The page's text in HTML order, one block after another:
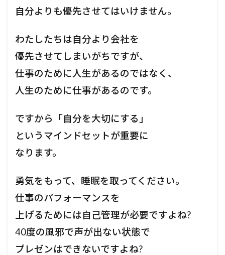
テ
3
：
チ
ェ
ッ
ク
ト
こ
す
自分よりも優先させてはいけません。
わたしたちは自分より会社を
優先させてしまいがちですが、
仕事のために人生があるのではなく、
人生のために仕事があるのです。
ですから「自分を大切にする」
というマインドセットが重要に
なります。
勇気をもって、睡眠を取ってください。
仕事のパフォーマンスを
上げるためには自己管理が必要ですよね?
40度の風邪で声が出ない状態で
プレゼンはできないですよね?